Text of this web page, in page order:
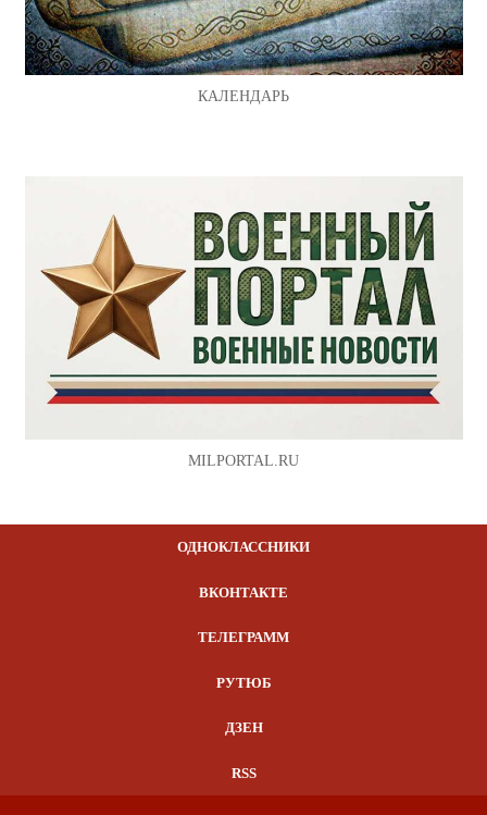
КАЛЕНДАРЬ
MILPORTAL.RU
ОДНОКЛАССНИКИ
ВКОНТАКТЕ
ТЕЛЕГРАММ
РУТЮБ
ДЗЕН
RSS